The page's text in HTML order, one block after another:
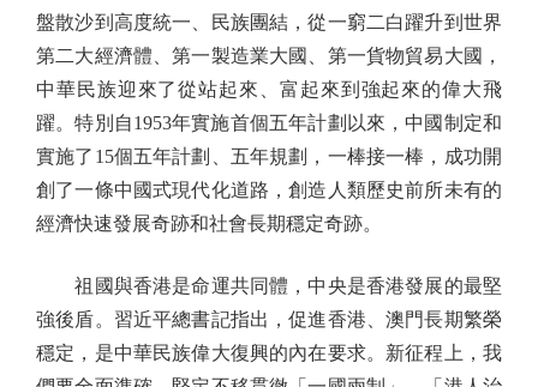
盤散沙到高度統一、民族團結，從一窮二白躍升到世界
第二大經濟體、第一製造業大國、第一貨物貿易大國，
中華民族迎來了從站起來、富起來到強起來的偉大飛
躍。特別自1953年實施首個五年計劃以來，中國制定和
實施了15個五年計劃、五年規劃，一棒接一棒，成功開
創了一條中國式現代化道路，創造人類歷史前所未有的
經濟快速發展奇跡和社會長期穩定奇跡。
祖國與香港是命運共同體，中央是香港發展的最堅
強後盾。習近平總書記指出，促進香港、澳門長期繁榮
穩定，是中華民族偉大復興的內在要求。新征程上，我